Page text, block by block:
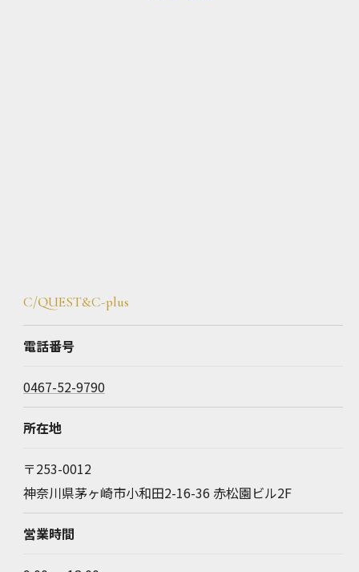
C/QUEST&C-plus
電話番号
0467-52-9790
所在地
〒253-0012
神奈川県茅ヶ崎市小和田2-16-36 赤松園ビル2F
営業時間